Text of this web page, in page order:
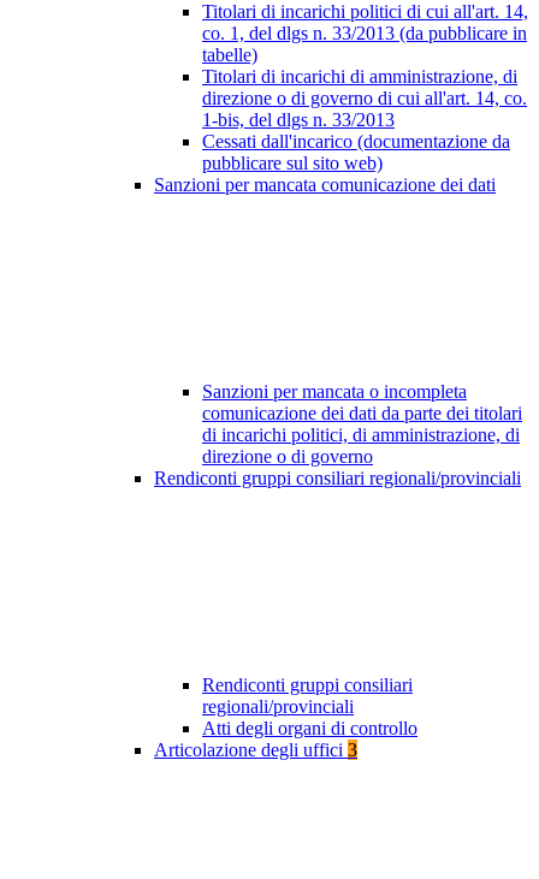
Titolari di incarichi politici di cui all'art. 14,
co. 1, del dlgs n. 33/2013 (da pubblicare in
tabelle)
Titolari di incarichi di amministrazione, di
direzione o di governo di cui all'art. 14, co.
1-bis, del dlgs n. 33/2013
Cessati dall'incarico (documentazione da
pubblicare sul sito web)
Sanzioni per mancata comunicazione dei dati
Sanzioni per mancata o incompleta
comunicazione dei dati da parte dei titolari
di incarichi politici, di amministrazione, di
direzione o di governo
Rendiconti gruppi consiliari regionali/provinciali
Rendiconti gruppi consiliari
regionali/provinciali
Atti degli organi di controllo
Articolazione degli uffici 3